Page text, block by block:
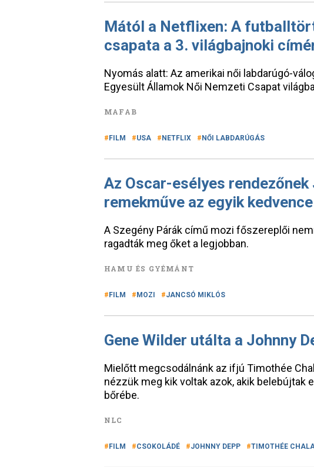
Mától a Netflixen: A
csapata a 3. világbajnoki
Nyomás alatt: Az amerikai női labdarúgó-
Egyesült Államok Női Nemzeti Csapat
MAFAB
FILM USA NETFLIX NŐI LABDARÚGÁS
Az Oscar-esélyes
remekműve az egyik kedvence
A Szegény Párák című mozi főszereplői
ragadták meg őket a legjobban.
HAMU ÉS GYÉMÁNT
FILM MOZI JANCSÓ MIKLÓS
Gene Wilder utálta a Johnny
Mielőtt megcsodálnánk az ifjú Timothée
nézzük meg kik voltak azok, akik belebújtak
bőrébe.
NLC
FILM CSOKOLÁDÉ JOHNNY DEPP TIMOTHÉE